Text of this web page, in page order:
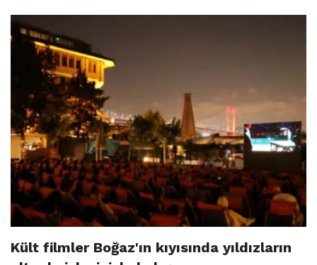
Kült filmler Boğaz'ın kıyısında yıldızların